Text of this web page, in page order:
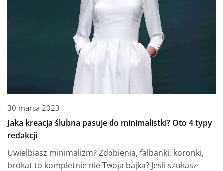
30 marca 2023
Jaka kreacja ślubna pasuje do minimalistki? Oto 4 typy
redakcji
Uwielbiasz minimalizm? Zdobienia, falbanki, koronki,
brokat to kompletnie nie Twoja bajka? Jeśli szukasz